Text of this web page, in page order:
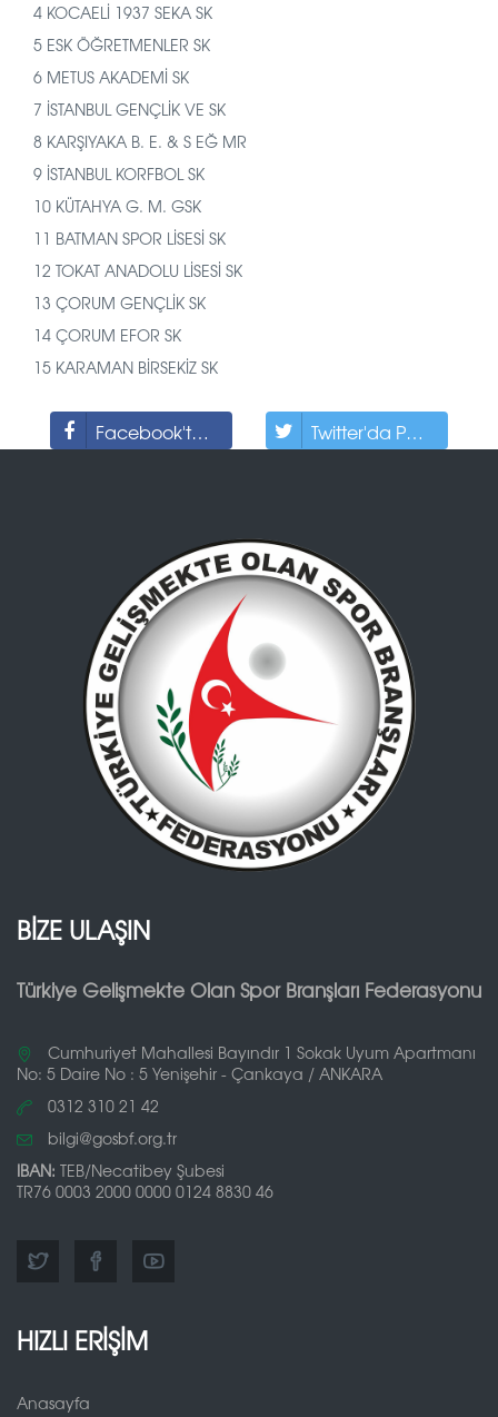
4 KOCAELİ 1937 SEKA SK
5 ESK ÖĞRETMENLER SK
6 METUS AKADEMİ SK
7 İSTANBUL GENÇLİK VE SK
8 KARŞIYAKA B. E. & S EĞ MR
9 İSTANBUL KORFBOL SK
10 KÜTAHYA G. M. GSK
11 BATMAN SPOR LİSESİ SK
12 TOKAT ANADOLU LİSESİ SK
13 ÇORUM GENÇLİK SK
14 ÇORUM EFOR SK
15 KARAMAN BİRSEKİZ SK
Facebook'ta Paylaş Twitter'da Paylaş
BİZE ULAŞIN
Türkiye Gelişmekte Olan Spor Branşları Federasyonu
Cumhuriyet Mahallesi Bayındır 1 Sokak Uyum Apartmanı
No: 5 Daire No : 5 Yenişehir - Çankaya / ANKARA
0312 310 21 42
bilgi@gosbf.org.tr
IBAN: TEB/Necatibey Şubesi
TR76 0003 2000 0000 0124 8830 46
HIZLI ERİŞİM
Anasayfa